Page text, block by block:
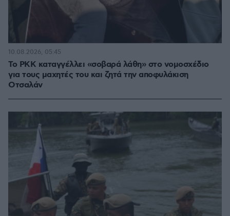
Το PKK καταγγέλλει «σοβαρά λάθη» στο νομοσχέδιο
για τους μαχητές του και ζητά την αποφυλάκιση
Οτσαλάν
10.08.2026, 05:45